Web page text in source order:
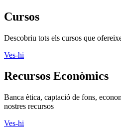
Cursos
Descobriu tots els cursos que
Ves-hi
Recursos Econòmics
Banca ètica, captació de fons,
nostres recursos
Ves-hi